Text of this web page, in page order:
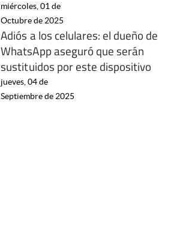
miércoles, 01 de
Octubre de 2025
Adiós a los celulares: el dueño de
WhatsApp aseguró que serán
sustituidos por este dispositivo
jueves, 04 de
Septiembre de 2025